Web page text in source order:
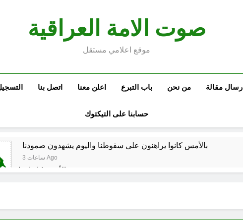
صوت الامة العراقية
موقع اعلامي مستقل
ارسال مقالة من نحن باب التبرع اعلن معنا اتصل بنا
حسابنا على التيكتوك
بالأمس كانوا يراهنون على سقوطنا واليوم يشهدون صمودنا
3 ساعات Ago
بالأمس كانوا
مشاة الأربعين 1977 والبعث المجرم (ح 6) (وويل لهم مما يكسبون)